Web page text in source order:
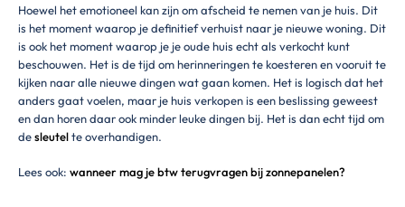
Hoewel het emotioneel kan zijn om afscheid te nemen van je huis. Dit
is het moment waarop je definitief verhuist naar je nieuwe woning. Dit
is ook het moment waarop je je oude huis echt als verkocht kunt
beschouwen. Het is de tijd om herinneringen te koesteren en vooruit te
kijken naar alle nieuwe dingen wat gaan komen. Het is logisch dat het
anders gaat voelen, maar je huis verkopen is een beslissing geweest
en dan horen daar ook minder leuke dingen bij. Het is dan echt tijd om
desleutelte overhandigen.
Lees ook: wanneer mag je btw terugvragen bij zonnepanelen?